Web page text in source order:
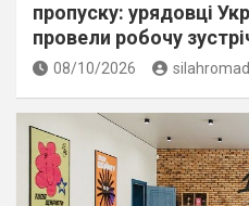
пропуску: урядовці
провели робочу
08/10/2026 silahromad